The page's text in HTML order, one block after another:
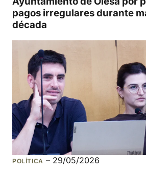
pagos irregulares durante
década
POLÍTICA – 29/05/2026